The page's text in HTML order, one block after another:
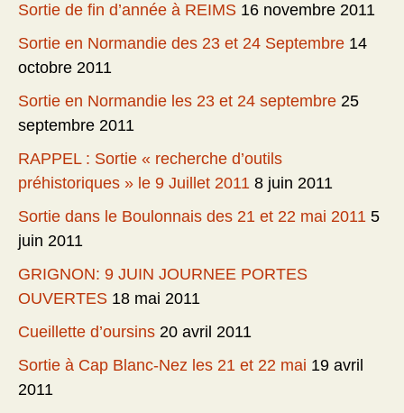
Sortie de fin d’année à REIMS 16 novembre 2011
Sortie en Normandie des 23 et 24 Septembre 14
octobre 2011
Sortie en Normandie les 23 et 24 septembre 25
septembre 2011
RAPPEL : Sortie « recherche d’outils
préhistoriques » le 9 Juillet 2011 8 juin 2011
Sortie dans le Boulonnais des 21 et 22 mai 2011 5
juin 2011
GRIGNON: 9 JUIN JOURNEE PORTES
OUVERTES 18 mai 2011
Cueillette d’oursins 20 avril 2011
Sortie à Cap Blanc-Nez les 21 et 22 mai 19 avril
2011